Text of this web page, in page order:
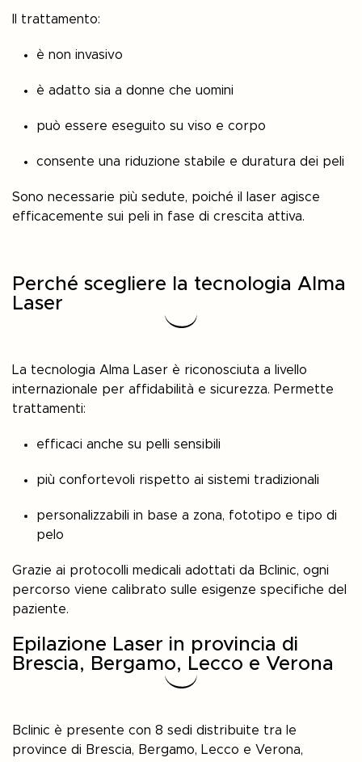
Il trattamento:
è non invasivo
è adatto sia a donne che uomini
può essere eseguito su viso e corpo
consente una riduzione stabile e duratura dei peli
Sono necessarie più sedute, poiché il laser agisce
efficacemente sui peli in fase di crescita attiva.
Perché scegliere la tecnologia Alma
Laser
La tecnologia Alma Laser è riconosciuta a livello
internazionale per affidabilità e sicurezza. Permette
trattamenti:
efficaci anche su pelli sensibili
più confortevoli rispetto ai sistemi tradizionali
personalizzabili in base a zona, fototipo e tipo di
pelo
Grazie ai protocolli medicali adottati da Bclinic, ogni
percorso viene calibrato sulle esigenze specifiche del
paziente.
Epilazione Laser in provincia di
Brescia, Bergamo, Lecco e Verona
Bclinic è presente con 8 sedi distribuite tra le
province di Brescia, Bergamo, Lecco e Verona,